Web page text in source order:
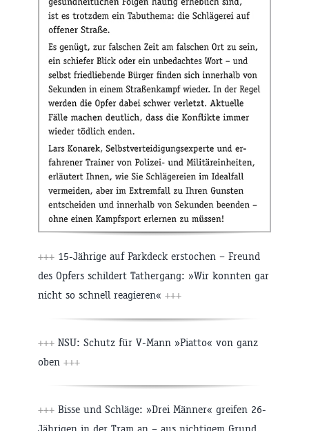
+++ 15-Jährige auf Parkdeck erstochen – Freund
des Opfers schildert Tathergang: »Wir konnten gar
nicht so schnell reagieren« +++
+++ NSU: Schutz für V-Mann »Piatto« von ganz
oben +++
+++ Bisse und Schläge: »Drei Männer« greifen 26-